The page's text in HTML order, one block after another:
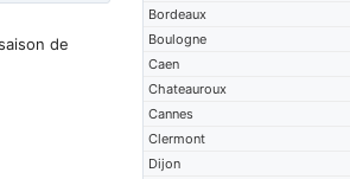
Bordeaux
Boulogne
Caen
Chateauroux
Cannes
Clermont
Dijon
de